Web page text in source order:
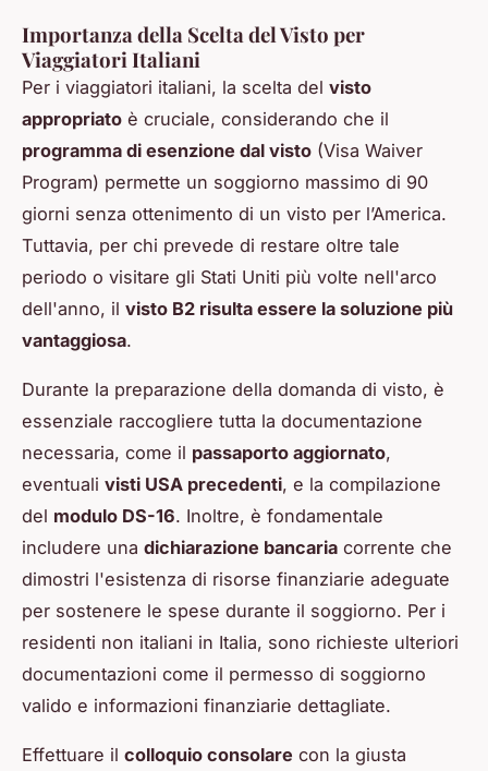
Importanza della Scelta del Visto per
Viaggiatori Italiani
Per i viaggiatori italiani, la scelta del visto
appropriato è cruciale, considerando che il
programma di esenzione dal visto (Visa Waiver
Program) permette un soggiorno massimo di 90
giorni senza ottenimento di un visto per l’America.
Tuttavia, per chi prevede di restare oltre tale
periodo o visitare gli Stati Uniti più volte nell'arco
dell'anno, il visto B2 risulta essere la soluzione più
vantaggiosa.
Durante la preparazione della domanda di visto, è
essenziale raccogliere tutta la documentazione
necessaria, come il passaporto aggiornato,
eventuali visti USA precedenti, e la compilazione
del modulo DS-16. Inoltre, è fondamentale
includere una dichiarazione bancaria corrente che
dimostri l'esistenza di risorse finanziarie adeguate
per sostenere le spese durante il soggiorno. Per i
residenti non italiani in Italia, sono richieste ulteriori
documentazioni come il permesso di soggiorno
valido e informazioni finanziarie dettagliate.
Effettuare il colloquio consolare con la giusta